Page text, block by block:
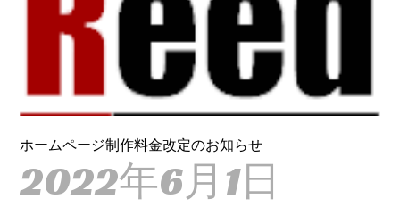
ホームページ制作料金改定のお知らせ
2022年6月1日